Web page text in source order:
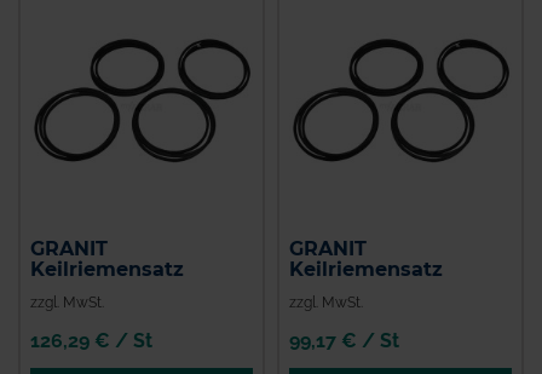
GRANIT
Keilriemensatz
zzgl. MwSt.
126,29 € / St
GRANIT
Keilriemensatz
zzgl. MwSt.
99,17 € / St